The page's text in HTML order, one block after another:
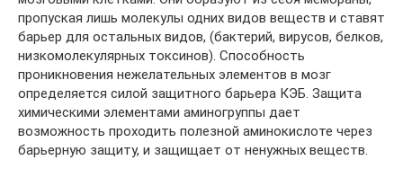
пропуская лишь молекулы одних видов веществ и ставят
барьер для остальных видов, (бактерий, вирусов, белков,
низкомолекулярных токсинов). Способность
проникновения нежелательных элементов в мозг
определяется силой защитного барьера КЭБ. Защита
химическими элементами аминогруппы дает
возможность проходить полезной аминокислоте через
барьерную защиту, и защищает от ненужных веществ.